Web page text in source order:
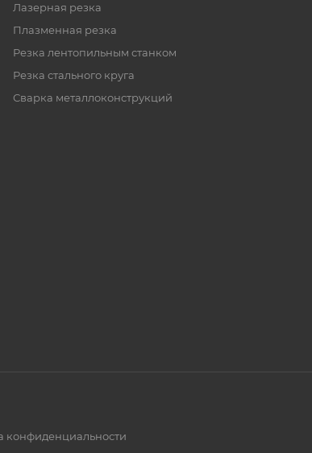
Лазерная резка
Плазменная резка
Резка лентопильным станком
Резка стального круга
Сварка металлоконструкций
конфиденциальности